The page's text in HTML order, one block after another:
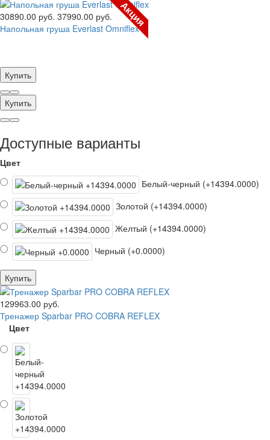
Акция
30890.00 руб. 37990.00 руб.
Напольная груша Everlast Omniflex
Купить
Купить
Доступные варианты
Цвет
Белый-черный (+14394.0000)
Золотой (+14394.0000)
Желтый (+14394.0000)
Черный (+0.0000)
Купить
129963.00 руб.
Тренажер Sparbar PRO COBRA REFLEX
Цвет